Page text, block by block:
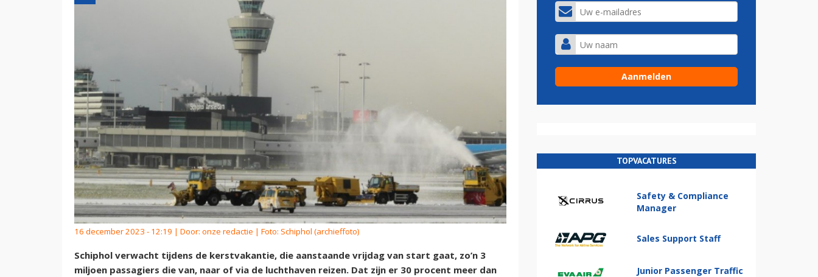
16 december 2023 - 12:19 | Door: onze redactie | Foto: Schiphol (archieffoto)
Schiphol verwacht tijdens de kerstvakantie, die aanstaande vrijdag van start gaat, zo’n 3
miljoen passagiers die van, naar of via de luchthaven reizen. Dat zijn er 30 procent meer dan
TOPVACATURES
Safety & Compliance
Manager
Sales Support Staff
Junior Passenger Traffic